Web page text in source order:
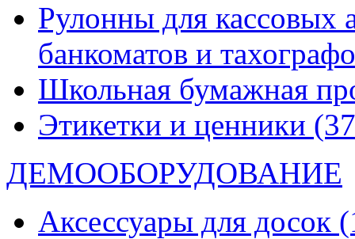
Рулонны для кассовых
банкоматов и
Школьная бумажная
Этикетки и ценники
ДЕМООБОРУДОВАНИЕ
Аксессуары для досок